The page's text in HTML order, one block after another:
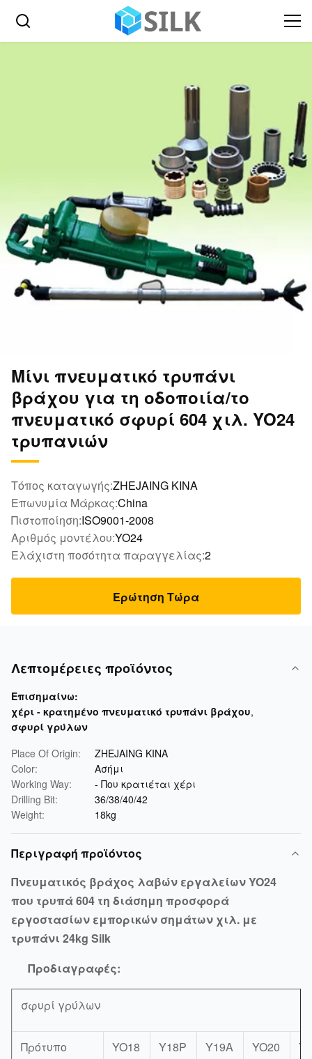
Μίνι πνευματικό τρυπάνι
βράχου για τη οδοποιία/το
πνευματικό σφυρί 604 χιλ. YO24
τρυπανιών
Τόπος καταγωγής:ZHEJAING ΚΙΝΑ
Επωνυμία Μάρκας:China
Πιστοποίηση:ISO9001-2008
Αριθμός μοντέλου:YO24
Ελάχιστη ποσότητα παραγγελίας:2
Ερώτηση Τώρα
Λεπτομέρειες προϊόντος
Επισημαίνω:
χέρι - κρατημένο πνευματικό τρυπάνι βράχου,
σφυρί γρύλων
Place Of Origin:
ZHEJAING ΚΙΝΑ
Color:
Ασήμι
Working Way:
- Που κρατιέται χέρι
Drilling Bit:
36/38/40/42
Weight:
18kg
Περιγραφή προϊόντος
Πνευματικός βράχος λαβών εργαλείων YO24
που τρυπά 604 τη διάσημη προσφορά
εργοστασίων εμπορικών σημάτων χιλ. με
τρυπάνι 24kg Silk
Προδιαγραφές:
σφυρί γρύλων
Πρότυπο YO18 Y18P Y19A YO20